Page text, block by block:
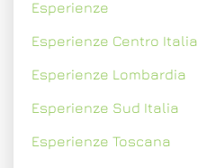
Esperienze
Esperienze Centro Italia
Esperienze Lombardia
Esperienze Sud Italia
Esperienze Toscana